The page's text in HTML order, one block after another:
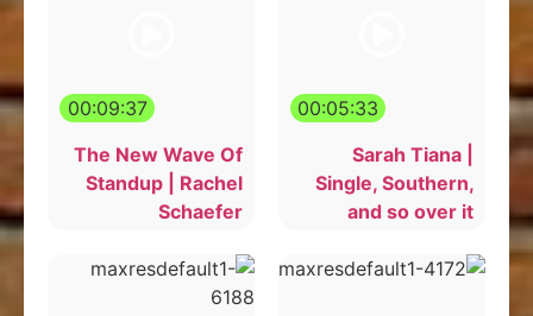
00:05:33
Sarah Tiana |
Single, Southern,
and so over it
00:09:37
The New Wave Of
Standup | Rachel
Schaefer